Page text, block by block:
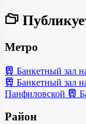
Метро
Банкетный зал
Банкетный зал
Панфиловской
Район